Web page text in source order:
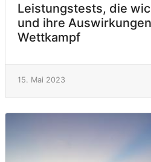
Leistungstests, die
und ihre
Wettkampf
15. Mai 2023